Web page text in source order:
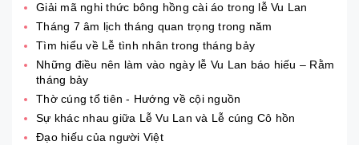
Giải mã nghi thức bông hồng cài áo trong lễ Vu Lan
Tháng 7 âm lịch tháng quan trọng trong năm
Tìm hiểu về Lễ tình nhân trong tháng bảy
Những điều nên làm vào ngày lễ Vu Lan báo hiếu – Rằm
tháng bảy
Thờ cúng tổ tiên - Hướng về cội nguồn
Sự khác nhau giữa Lễ Vu Lan và Lễ cúng Cô hồn
Đạo hiếu của người Việt